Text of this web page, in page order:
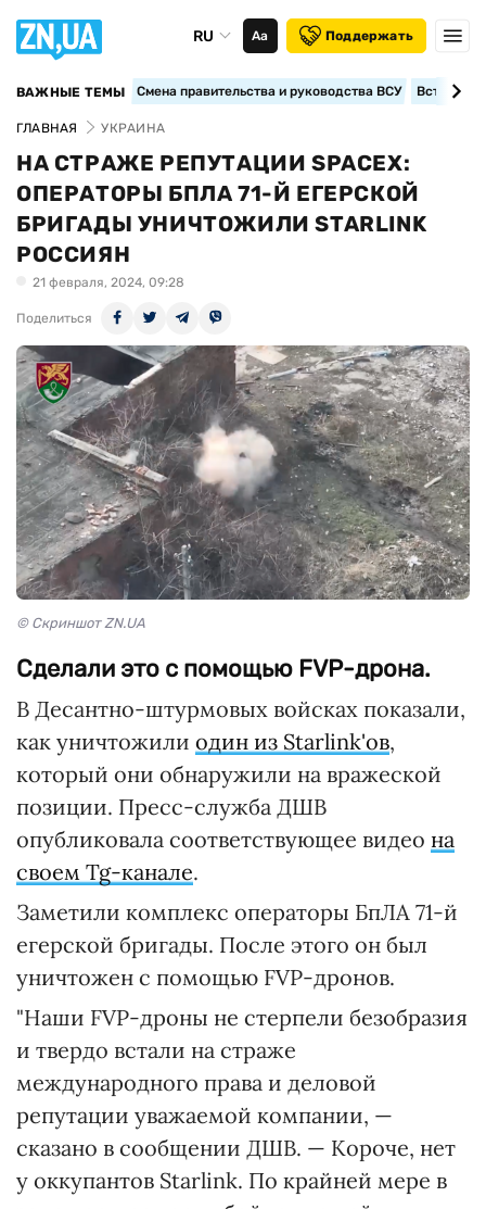
RU Аа Поддержать
ВАЖНЫЕ ТЕМЫ Смена правительства и руководства ВСУ
ГЛАВНАЯ УКРАИНА
НА СТРАЖЕ РЕПУТАЦИИ SPACEX:
ОПЕРАТОРЫ БПЛА 71-Й ЕГЕРСКОЙ
БРИГАДЫ УНИЧТОЖИЛИ STARLINK
РОССИЯН
21 февраля, 2024, 09:28
Поделиться
© Скриншот ZN.UA
Сделали это с помощью FVP-дрона.
В Десантно-штурмовых войсках показали,
как уничтожили один из Starlink'ов,
который они обнаружили на вражеской
позиции. Пресс-служба ДШВ
опубликовала соответствующее видео на
своем Tg-канале.
Заметили комплекс операторы БпЛА 71-й
егерской бригады. После этого он был
уничтожен с помощью FVP-дронов.
"Наши FVP-дроны не стерпели безобразия
и твердо встали на страже
международного права и деловой
репутации уважаемой компании, —
сказано в сообщении ДШВ. — Короче, нет
у оккупантов Starlink. По крайней мере в